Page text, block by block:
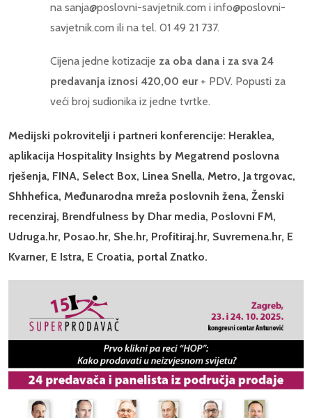
na sanja@poslovni-savjetnik.com i info@poslovni-
savjetnik.com ili na tel. 01 49 21 737.
Cijena jedne kotizacije za oba dana i za sva 24
predavanja iznosi 420,00 eur+ PDV. Popusti za
veći broj sudionika iz jedne tvrtke.
Medijski pokrovitelji i partneri konferencije: Heraklea,
aplikacija Hospitality Insights by Megatrend poslovna
rješenja, FINA, Select Box, Linea Snella, Metro, Ja trgovac,
Shhhefica, Međunarodna mreža poslovnih žena, Ženski
recenziraj, Brendfulness by Dhar media, Poslovni FM,
Udruga.hr, Posao.hr, She.hr, Profitiraj.hr, Suvremena.hr, E
Kvarner, E Istra, E Croatia, portal Znatko.